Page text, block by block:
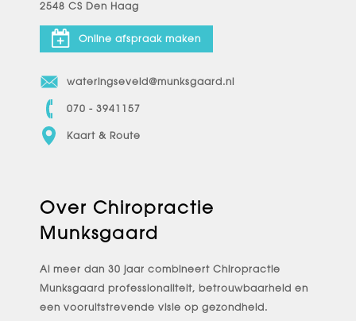
2548 CS Den Haag
Online afspraak maken
wateringseveld@munksgaard.nl
070 - 3941157
Kaart & Route
Over Chiropractie
Munksgaard
Al meer dan 30 jaar combineert Chiropractie
Munksgaard professionaliteit, betrouwbaarheid en
een vooruitstrevende visie op gezondheid.